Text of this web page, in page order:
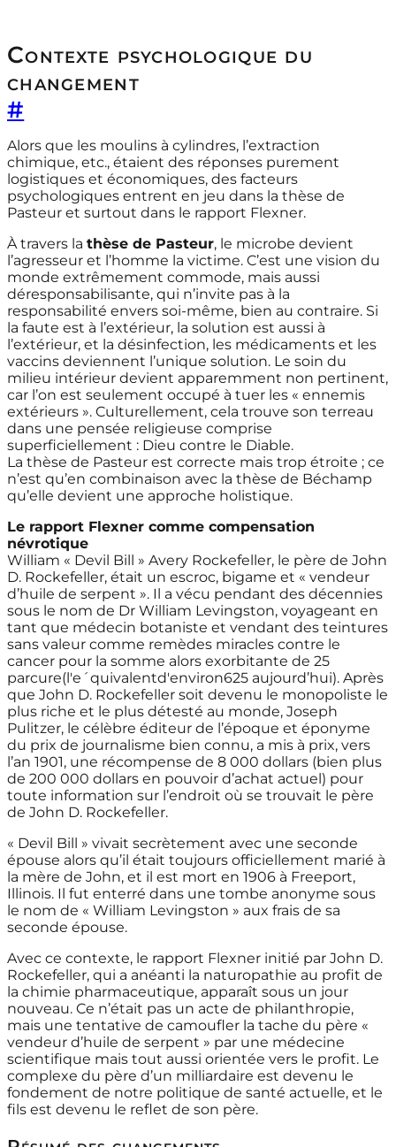
Contexte psychologique du
changement
#
Alors que les moulins à cylindres, l’extraction
chimique, etc., étaient des réponses purement
logistiques et économiques, des facteurs
psychologiques entrent en jeu dans la thèse de
Pasteur et surtout dans le rapport Flexner.
À travers la thèse de Pasteur, le microbe devient
l’agresseur et l’homme la victime. C’est une vision du
monde extrêmement commode, mais aussi
déresponsabilisante, qui n’invite pas à la
responsabilité envers soi-même, bien au contraire. Si
la faute est à l’extérieur, la solution est aussi à
l’extérieur, et la désinfection, les médicaments et les
vaccins deviennent l’unique solution. Le soin du
milieu intérieur devient apparemment non pertinent,
car l’on est seulement occupé à tuer les « ennemis
extérieurs ». Culturellement, cela trouve son terreau
dans une pensée religieuse comprise
superficiellement : Dieu contre le Diable.
La thèse de Pasteur est correcte mais trop étroite ; ce
n’est qu’en combinaison avec la thèse de Béchamp
qu’elle devient une approche holistique.
Le rapport Flexner comme compensation
névrotique
William « Devil Bill » Avery Rockefeller, le père de John
D. Rockefeller, était un escroc, bigame et « vendeur
d’huile de serpent ». Il a vécu pendant des décennies
sous le nom de Dr William Levingston, voyageant en
tant que médecin botaniste et vendant des teintures
sans valeur comme remèdes miracles contre le
cancer pour la somme alors exorbitante de 25
parcure(l′eˊquivalentd′environ625 aujourd’hui). Après
que John D. Rockefeller soit devenu le monopoliste le
plus riche et le plus détesté au monde, Joseph
Pulitzer, le célèbre éditeur de l’époque et éponyme
du prix de journalisme bien connu, a mis à prix, vers
l’an 1901, une récompense de 8 000 dollars (bien plus
de 200 000 dollars en pouvoir d’achat actuel) pour
toute information sur l’endroit où se trouvait le père
de John D. Rockefeller.
« Devil Bill » vivait secrètement avec une seconde
épouse alors qu’il était toujours officiellement marié à
la mère de John, et il est mort en 1906 à Freeport,
Illinois. Il fut enterré dans une tombe anonyme sous
le nom de « William Levingston » aux frais de sa
seconde épouse.
Avec ce contexte, le rapport Flexner initié par John D.
Rockefeller, qui a anéanti la naturopathie au profit de
la chimie pharmaceutique, apparaît sous un jour
nouveau. Ce n’était pas un acte de philanthropie,
mais une tentative de camoufler la tache du père «
vendeur d’huile de serpent » par une médecine
scientifique mais tout aussi orientée vers le profit. Le
complexe du père d’un milliardaire est devenu le
fondement de notre politique de santé actuelle, et le
fils est devenu le reflet de son père.